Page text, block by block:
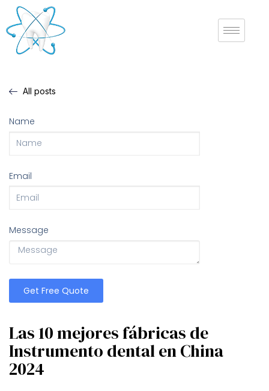
All posts
Name
Email
Message
Get Free Quote
Las 10 mejores fábricas de
Instrumento dental en China
2024